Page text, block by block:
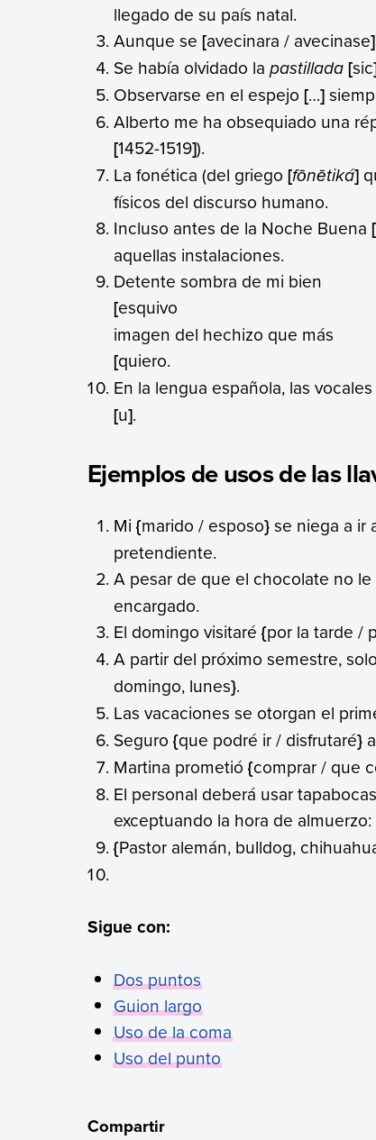
llegado de su país natal.
Aunque se[avecinara / avecinase]
Se había olvidado lapastillada[sic
Observarse en el espejo[…]
Alberto me ha obsequiado una
[1452-1519]).
La fonética (del griego[fōnētiká]
físicos del discurso humano.
Incluso antes de la Noche Buena[
aquellas instalaciones.
Detente sombra de mi bien
[esquivo
imagen del hechizo que más
[quiero.
En la lengua española, las
[u].
Ejemplos de usos de las
Mi{marido / esposo}se niega a ir
pretendiente.
A pesar de que el chocolate no le
encargado.
El domingo visitaré{por la tarde /
A partir del próximo semestre,
domingo, lunes}.
Las vacaciones se otorgan el
Seguro{que podré ir / disfrutaré}
Martina prometió{comprar / que
El personal deberá usar
exceptuando la hora de almuerzo:
{Pastor alemán, bulldog,
Sigue con:
Dos puntos
Guion largo
Uso de la coma
Uso del punto
Compartir